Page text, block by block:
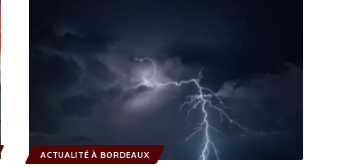
ACTUALITÉ À BORDEAUX